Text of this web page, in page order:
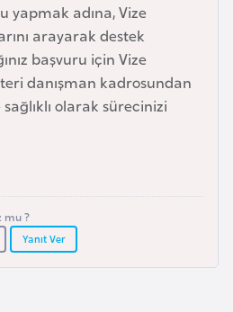
yapmak adına, Vize
arayarak destek
başvuru için Vize
danışman kadrosundan
olarak sürecinizi
mu ?
Yanıt Ver